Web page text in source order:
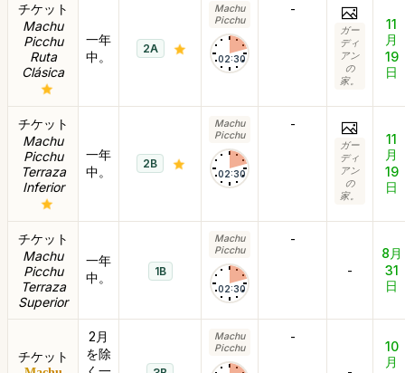
チケット
Machu
Picchu
Ruta
Clásica
一年
中。
2A
Machu
Picchu
02:30
-
ガー
ディ
アン
の
家。
11
月
19
日
チケット
Machu
Picchu
Terraza
Inferior
一年
中。
2B
Machu
Picchu
02:30
-
ガー
ディ
アン
の
家。
11
月
19
日
チケット
Machu
Picchu
Terraza
Superior
一年
中。
1B
Machu
Picchu
02:30
-
-
8月
31
日
チケット
2月
を除
Machu
Picchu
-
10
月